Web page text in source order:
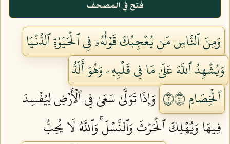
فتح في المصحف
وَمِنَ ٱلنَّاسِ مَن يُعۡجِبُكَ قَوۡلُهُۥ فِي ٱلۡحَيَوٰةِ ٱلدُّنۡيَا
وَيُشۡهِدُ ٱللَّهَ عَلَىٰ مَا فِي قَلۡبِهِۦ وَهُوَ أَلَدُّ
ٱلۡخِصَامِ ٢٠٤
وَإِذَا تَوَلَّىٰ سَعَىٰ فِي ٱلۡأَرۡضِ لِيُفۡسِدَ
فِيهَا وَيُهۡلِكَ ٱلۡحَرۡثَ وَٱلنَّسۡلَۚ وَٱللَّهُ لَا يُحِبُّ